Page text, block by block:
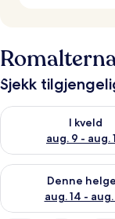
Sjekk
I kveld
aug. 9 - aug.
Sjekk tilgjengelighet
Denne
aug. 14 - aug.
Sjekk tilgjengelighet